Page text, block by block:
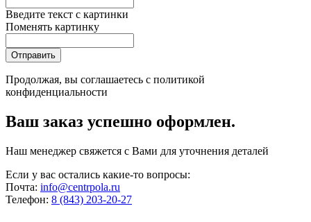
Введите текст с картинки
Поменять картинку
Отправить
Продолжая, вы соглашаетесь с политикой
конфиденциальности
Ваш заказ успешно оформлен.
Наш менеджер свяжется с Вами для уточнения деталей
Если у вас остались какие-то вопросы:
Почта: info@centrpola.ru
Телефон: 8 (843) 203-20-27